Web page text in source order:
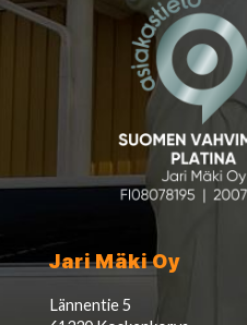
Jari Mäki Oy
Lännentie 5